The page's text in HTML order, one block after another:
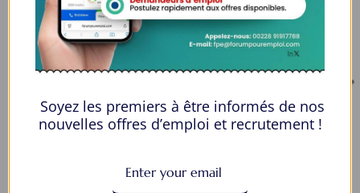
Parcourir les Candidats
Tableau de Bord
Alertes d’Emploi
Mes Favoris
Postuler en ligne : 5 erreurs courantes à éviter pour maximiser vos
8 Décisions Importantes Pour Ne Pas Vivre Avec Des Regrets
Soyez les premiers à être informés de nos
nouvelles offres d’emploi et recrutement !